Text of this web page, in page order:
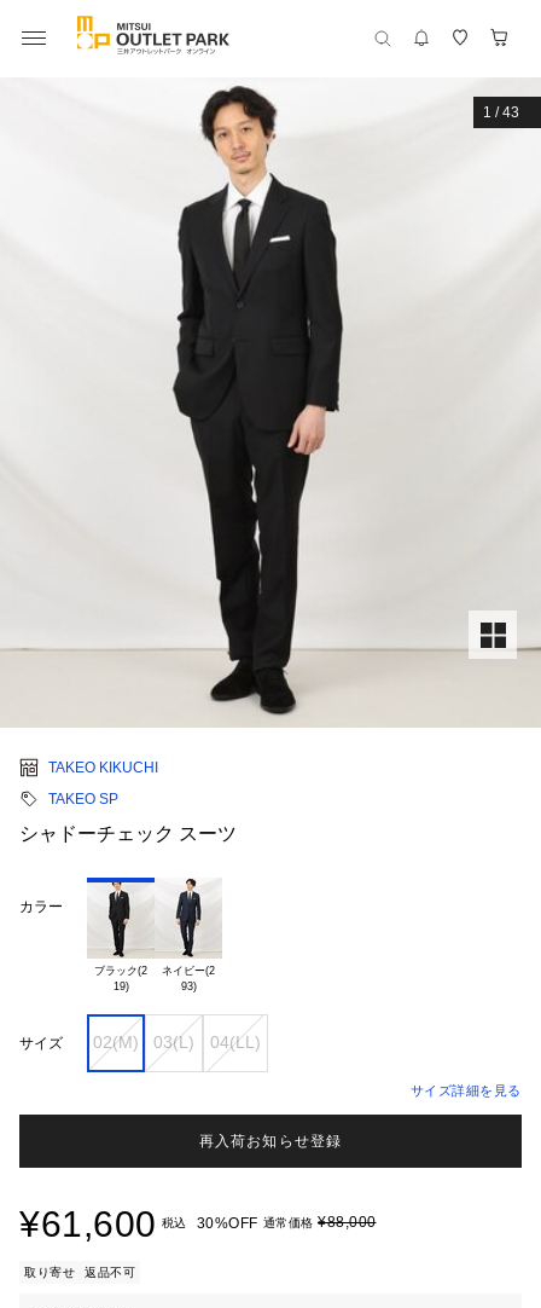
1 /43
TAKEO KIKUCHI
TAKEO SP
シャドーチェック スーツ
カラー
ブラック(2
19)
ネイビー(2
93)
サイズ 02(M) 03(L) 04(LL)
サイズ詳細を見る
再入荷お知らせ登録
¥61,600 税込 30%OFF 通常価格 ¥88,000
取り寄せ 返品不可